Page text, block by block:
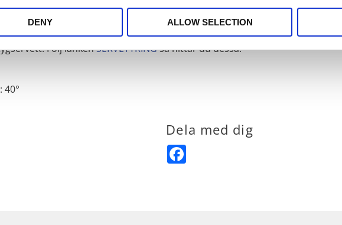
DENY ALLOW SELECTION
till ett perfekt komplement till olika typer av dukningar och
även använda som en mindre duk. Det går även fint att använda som liten
Följ länkenSERVETTRINGså hittar du dessa.
40°
Dela med dig